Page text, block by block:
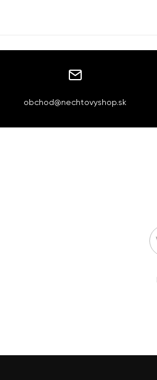
obchod@nechtovyshop.sk